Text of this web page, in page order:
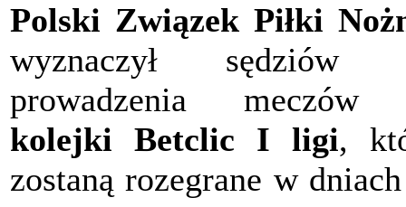
Polski Związek Piłki
wyznaczył sędziów
prowadzenia
kolejki Betclic I ligi,
zostaną rozegrane w